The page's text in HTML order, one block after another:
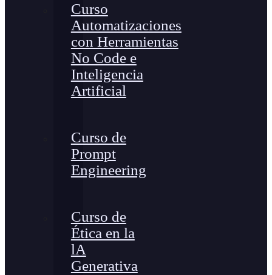
Curso
Automatizaciones
con Herramientas
No Code e
Inteligencia
Artificial
Curso de
Prompt
Engineering
Curso de
Ética en la
lA
Generativa